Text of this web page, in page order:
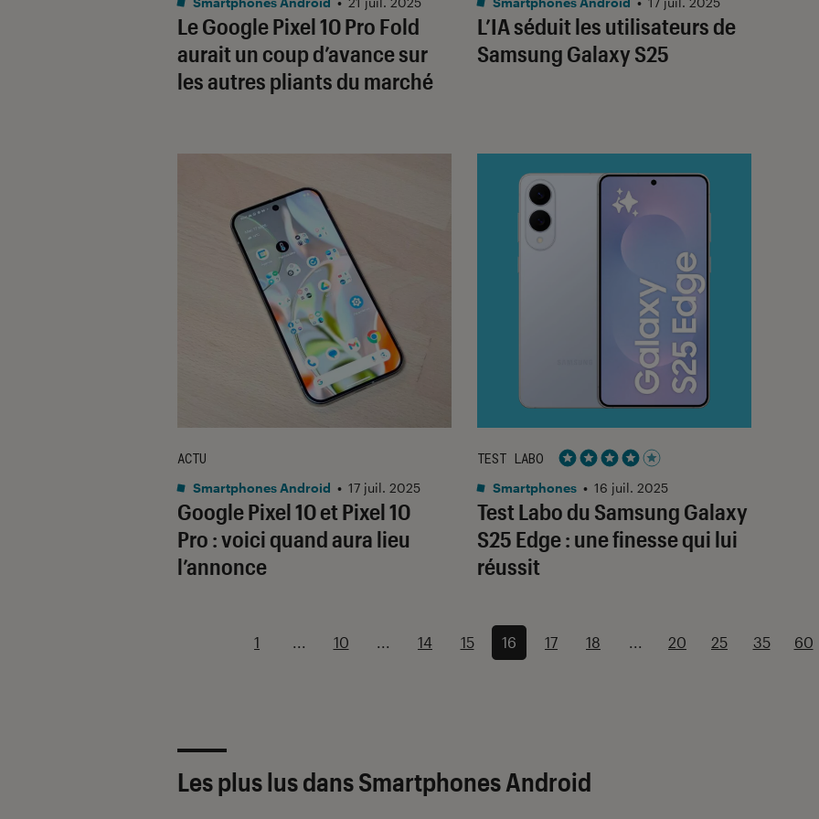
Le Google Pixel 10 Pro Fold
aurait un coup d’avance sur
les autres pliants du marché
L’IA séduit les utilisateurs de
Samsung Galaxy S25
Google Pixel 10 et Pixel 10
Pro : voici quand aura lieu
l’annonce
ACTU
Smartphones Android • 17 juil. 2025
Test Labo du Samsung Galaxy
S25 Edge : une finesse qui lui
réussit
TEST LABO
Noté 4 étoiles sur 5
Smartphones • 16 juil. 2025
1 ... 10 ... 14 15 16 17 18 ... 20 25 35 60
Les plus lus dans Smartphones Android